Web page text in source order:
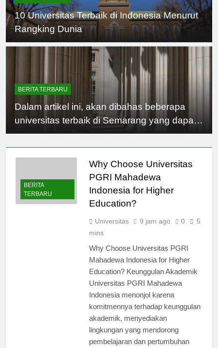
10 Universitas Terbaik di Indonesia Menurut
Rangking Dunia
BERITA TERBARU
Dalam artikel ini, akan dibahas beberapa
universitas terbaik di Semarang yang dapat
menjadi pilihan untuk menempuh pendidikan
tinggi, antara lain Universitas Diponegoro
(UNDIP), Universitas Negeri Semarang
(UNNES), Universitas Katolik Soegijapranata
(UNIKA), dan lain-lain.
BERITA
TERBARU
Why Choose Universitas
PGRI Mahadewa
Indonesia for Higher
Education?
Universitas 9 jam ago 0
5
mins
Why Choose Universitas PGRI
Mahadewa Indonesia for Higher
Education? Keunggulan Akademik
Universitas PGRI Mahadewa
Indonesia menonjol karena
komitmennya terhadap keunggulan
akademik, menyediakan
lingkungan yang mendorong
pembelajaran dan pertumbuhan